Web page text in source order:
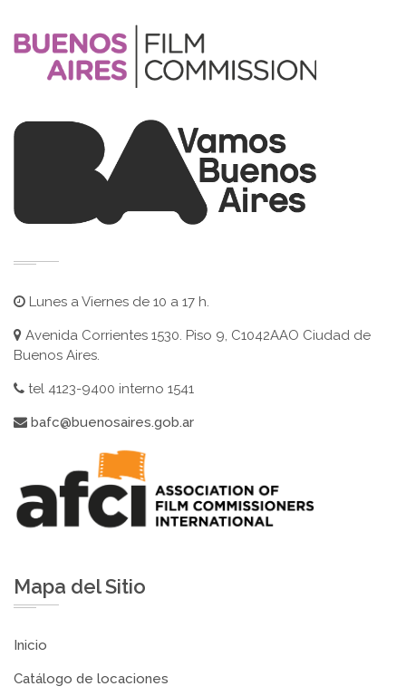
Lunes a Viernes de 10 a 17 h.
Avenida Corrientes 1530. Piso 9, C1042AAO Ciudad de
Buenos Aires.
tel 4123-9400 interno 1541
bafc@buenosaires.gob.ar
Mapa del Sitio
Inicio
Catálogo de locaciones